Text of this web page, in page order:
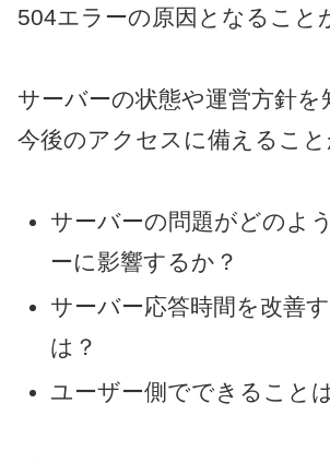
504エラーの原因となること
サーバーの状態や運営方針を
今後のアクセスに備えること
サーバーの問題がどのよ
ーに影響するか？
サーバー応答時間を改善
は？
ユーザー側でできること